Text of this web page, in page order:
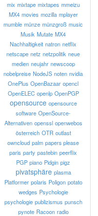
mix mixtape mixtapes mmeizu
MX4 movies mozilla mplayer
mumble münze münzgroß music
Musik Mutate MX4
Nachhaltigkeit natron netflix
netscape netz netzpolitik neue
medien neujahr newscoop
nobelpreise NodeJS noten nvidia
OnePlus OpenBazaar opencl
OpenELEC openlp OpenPGP
opensource opensource
software OpenSource-
Alternativen openssl openwebos
österreich OTR outlast
owncloud palm papers please
paris party pastebin peerflix
PGP piano Pidgin pigz
pivatsphäre plasma
Platformer polaris Poligon potato
wedges Psychologie
psychologie publizismus punsch
pynote Racoon radio